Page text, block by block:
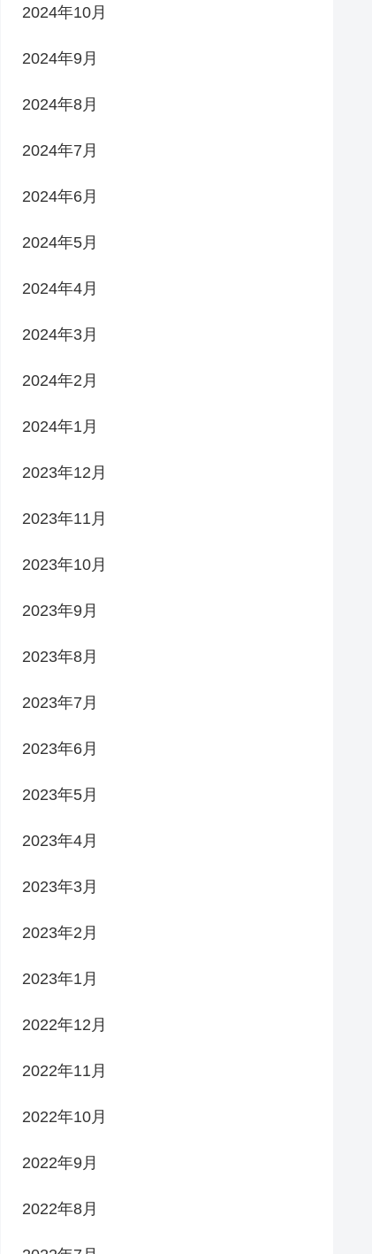
2024年10月
2024年9月
2024年8月
2024年7月
2024年6月
2024年5月
2024年4月
2024年3月
2024年2月
2024年1月
2023年12月
2023年11月
2023年10月
2023年9月
2023年8月
2023年7月
2023年6月
2023年5月
2023年4月
2023年3月
2023年2月
2023年1月
2022年12月
2022年11月
2022年10月
2022年9月
2022年8月